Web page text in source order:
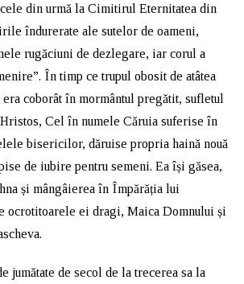
din urmă la Cimitirul Eternitatea din
îndurerate ale sutelor de oameni,
rugăciuni de dezlegare, iar corul a
În timp ce trupul obosit de atâtea
coborât în mormântul pregătit, sufletul
Cel în numele Căruia suferise în
bisericilor, dăruise propria haină nouă
de iubire pentru semeni. Ea își găsea,
și mângâierea în Împărăția lui
ocrotitoarele ei dragi, Maica Domnului și
jumătate de secol de la trecerea sa la